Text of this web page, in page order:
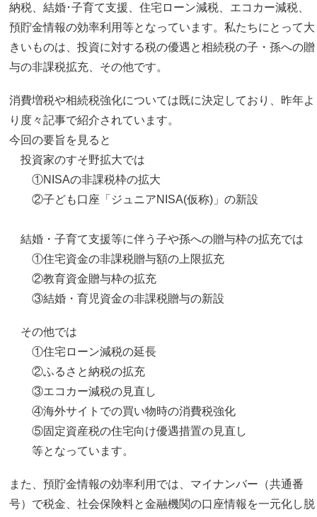
納税、結婚･子育て支援、住宅ローン減税、エコカー減税、
預貯金情報の効率利用等となっています。私たちにとって大
きいものは、投資に対する税の優遇と相続税の子・孫への贈
与の非課税拡充、その他です。
消費増税や相続税強化については既に決定しており、昨年よ
り度々記事で紹介されています。
今回の要旨を見ると
投資家のすそ野拡大では
①NISAの非課税枠の拡大
②子ども口座「ジュニアNISA(仮称)」の新設
結婚・子育て支援等に伴う子や孫への贈与枠の拡充では
①住宅資金の非課税贈与額の上限拡充
②教育資金贈与枠の拡充
③結婚・育児資金の非課税贈与の新設
その他では
①住宅ローン減税の延長
②ふるさと納税の拡充
③エコカー減税の見直し
④海外サイトでの買い物時の消費税強化
⑤固定資産税の住宅向け優遇措置の見直し
等となっています。
また、預貯金情報の効率利用では、マイナンバー（共通番
号）で税金、社会保険料と金融機関の口座情報を一元化し脱